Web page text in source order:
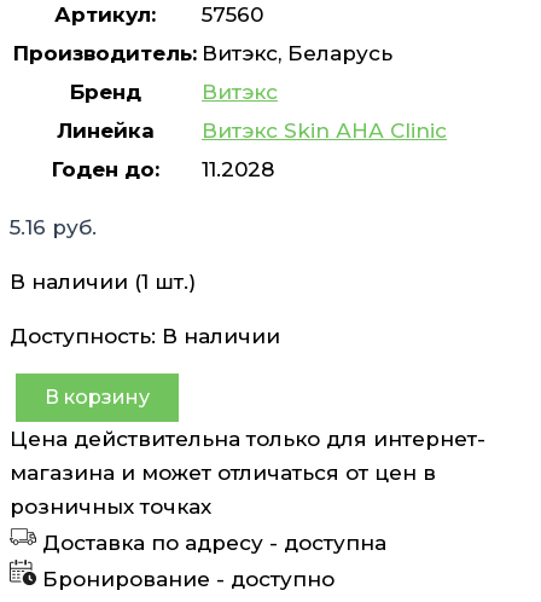
Артикул:
57560
Производитель: Витэкс, Беларусь
Бренд
Витэкс
Линейка
Витэкс Skin АНА Clinic
Годен до:
11.2028
5.16 руб.
В наличии (1 шт.)
Доступность: В наличии
Количество
товара
Витэкс
Skin
A.C.Крем
д/
В корзину
Цена действительна только для интернет-
магазина и может отличаться от цен в
розничных точках
Доставка по адресу - доступна
Бронирование - доступно